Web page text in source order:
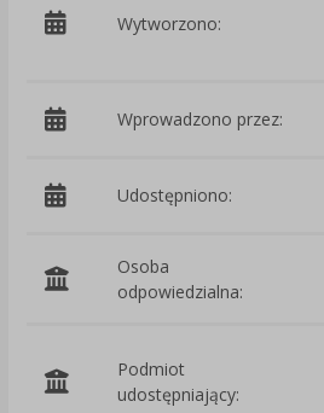
Wytworzono:
Wprowadzono przez:
Udostępniono:
Osoba
odpowiedzialna:
Podmiot
udostępniający: